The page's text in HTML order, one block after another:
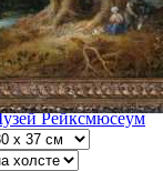
живопись
Рейксмюсеум